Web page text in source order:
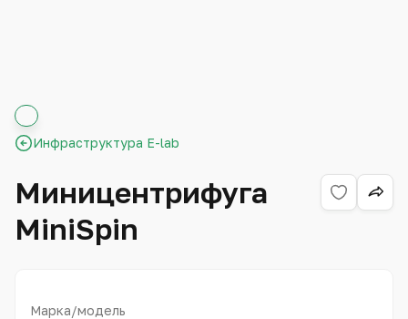
Инфраструктура E-lab
Миницентрифуга
MiniSpin
Марка/модель